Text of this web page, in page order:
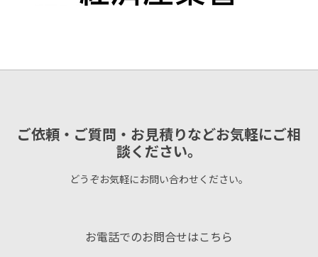
ご依頼・ご質問・お見積りなどお気軽にご相
談ください。
どうぞお気軽にお問い合わせください。
お電話でのお問合せはこちら